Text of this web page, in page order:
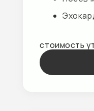
Ведение III
Врач-
1 и 2 и
СОЭ ,